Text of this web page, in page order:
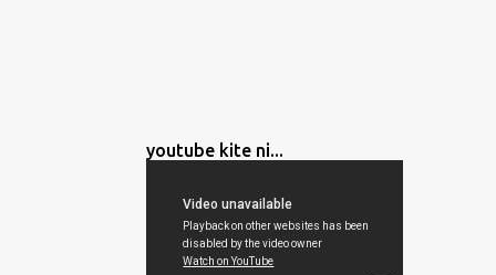
youtube kite ni...